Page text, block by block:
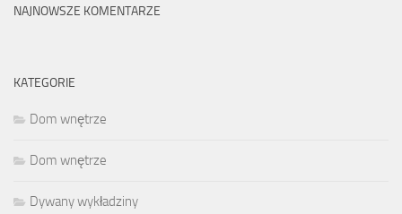
NAJNOWSZE KOMENTARZE
KATEGORIE
Dom wnętrze
Dom wnętrze
Dywany wykładziny